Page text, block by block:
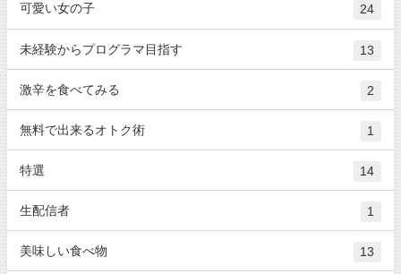
可愛い女の子 24
未経験からプログラマ目指す 13
激辛を食べてみる 2
無料で出来るオトク術 1
特選 14
生配信者 1
美味しい食べ物 13